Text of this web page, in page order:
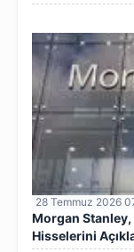
28 Temmuz 2026
Morgan
Hisselerini